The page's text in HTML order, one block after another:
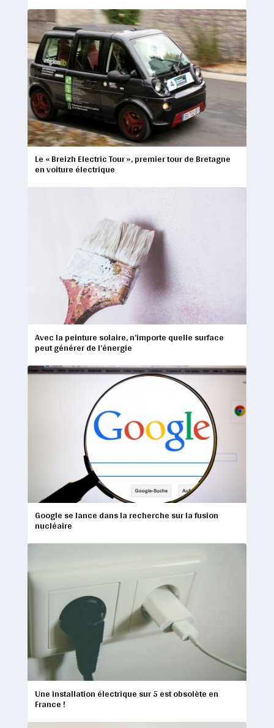
Le « Breizh Electric Tour », premier tour de Bretagne
en voiture électrique
Avec la peinture solaire, n’importe quelle surface
peut générer de l’énergie
Google se lance dans la recherche sur la fusion
nucléaire
Une installation électrique sur 5 est obsolète en
France !